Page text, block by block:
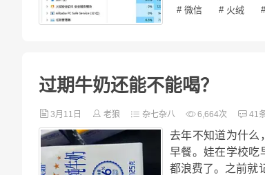
# 微信 # 火绒
过期牛奶还能不能喝？
3月11日 老狼 杂七杂八 6,664次 41
去年不知道为什么
早餐。娃在学校吃
都浪费了。之前就